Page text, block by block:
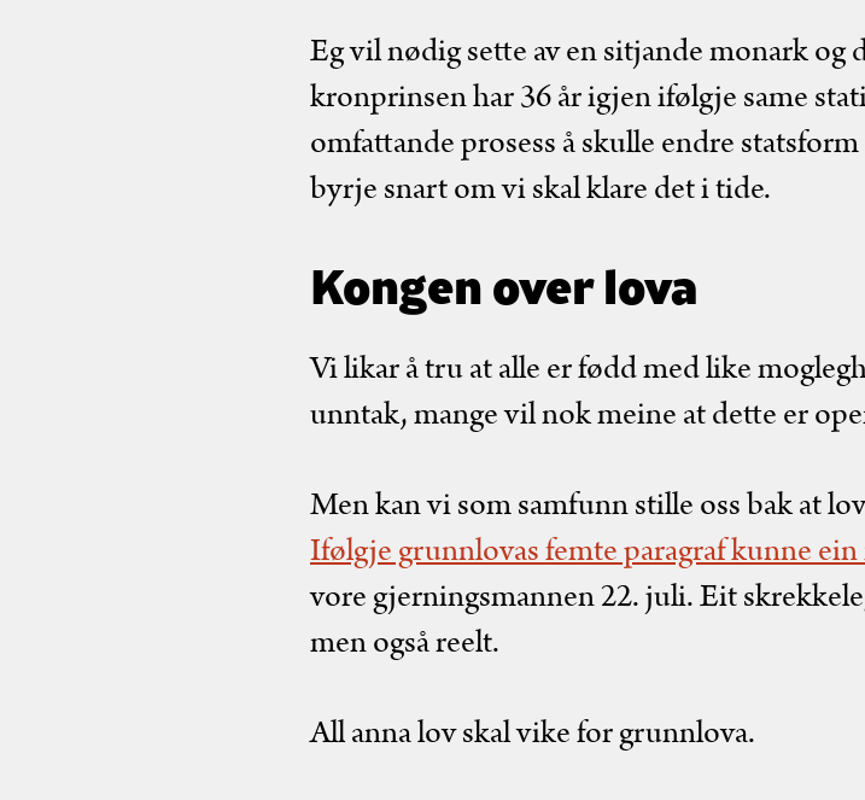
Eg vil nødig sette av en sitjande monark og
kronprinsen har 36 år igjen ifølgje same
omfattande prosess å skulle endre
byrje snart om vi skal klare det i tide.
Kongen over lova
Vi likar å tru at alle er fødd med like
unntak, mange vil nok meine at dette er
Men kan vi som samfunn stille oss bak at
Ifølgje grunnlovas femte paragraf kunne
vore gjerningsmannen 22. juli. Eit
men også reelt.
All anna lov skal vike for grunnlova.